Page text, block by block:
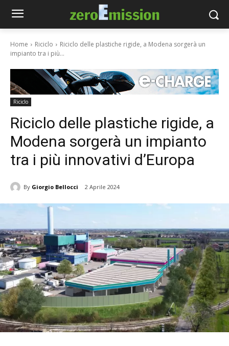
Home Riciclo
Riciclo delle plastiche rigide, a Modena sorgerà un
impianto tra i più...
Riciclo
Riciclo delle plastiche rigide, a
Modena sorgerà un impianto
tra i più innovativi d’Europa
By Giorgio Bellocci 2 Aprile 2024